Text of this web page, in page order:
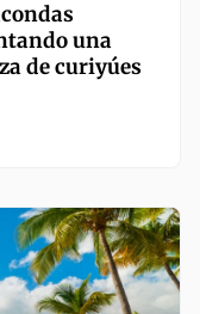
una
de curiyúes